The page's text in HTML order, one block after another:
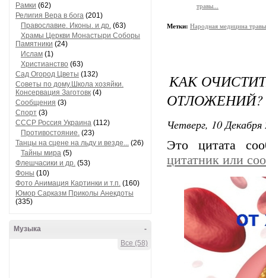
Рамки (62)
Религия Вера в бога (201)
Православие. Иконы. и др. (63)
Храмы Церкви Монастыри Соборы
Памятники (24)
Ислам (1)
Христианство (63)
Сад Огород Цветы (132)
Советы по дому.Школа хозяйки.
Консервация Заготовк (4)
Сообщения (3)
Спорт (3)
СССР Россия Украина (112)
Противостояние. (23)
Танцы на сцене на льду и везде... (26)
Тайны мира (5)
Флешчасики и др. (53)
Фоны (10)
Фото Анимация Картинки и т.п. (160)
Юмор Сарказм Приколы Анекдоты
(335)
-
Музыка
Все (58)
травы...
Метки: Народная медицина
КАК
ОТЛОЖЕНИЙ?
Четверг, 10
Это цитата
цитатник или